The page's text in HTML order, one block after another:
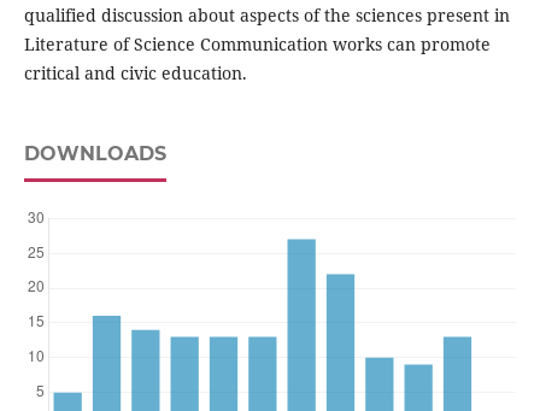
qualified discussion about aspects of the sciences present in
Literature of Science Communication works can promote
critical and civic education.
DOWNLOADS